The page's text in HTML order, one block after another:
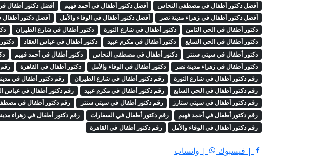
أفضل دكتور أطفال في مصطفى النحاس
أفضل دكتور أطفال في أحمد فهيم
أفضل دكتور أطفال
أفضل دكتور أطفال في زهراء مدينة نصر
أفضل دكتور أطفال في الوفاء والأمل
أفضل دكتور أطفال
دكتور أطفال في الحي الثامن
دكتور أطفال في شارع الثورة دكتور أطفال في شارع الطيران
دكتور أطفال في الحي السابع
دكتور أطفال في مكرم عبيد دكتور أطفال في عباس العقاد
دكتور أطفال في سيتي سنتر
دكتور أطفال في مصطفى النحاس دكتور أطفال في أحمد فهيم
دكتور أطفال في زهراء مدينة نصر
دكتور أطفال في الوفاء والأمل دكتور أطفال في القاهرة
رقم دكتور أطفال في شارع الثورة
رقم دكتور أطفال في شارع الطيران
رقم دكتور أطفال في
رقم دكتور أطفال في الحي السابع
رقم دكتور أطفال في مكرم عبيد
رقم دكتور أطفال في عباس
رقم دكتور أطفال في سيتي ستارز
رقم دكتور أطفال في سيتي سنتر
رقم دكتور أطفال في
رقم دكتور أطفال في أحمد فهيم
رقم دكتور أطفال في السفارات
رقم دكتور أطفال في زهراء
رقم دكتور أطفال في الوفاء والأمل
رقم دكتور أطفال في القاهرة
| فيسبوك | واتساب